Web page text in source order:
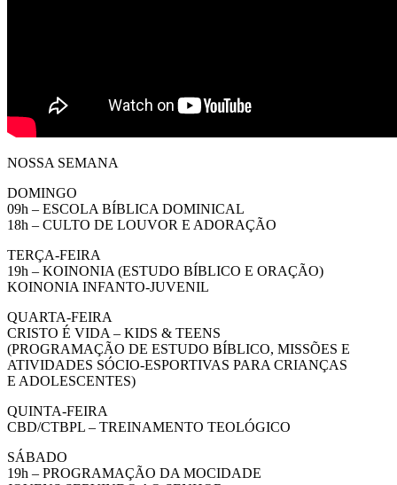
NOSSA SEMANA
DOMINGO
09h – ESCOLA BÍBLICA DOMINICAL
18h – CULTO DE LOUVOR E ADORAÇÃO
TERÇA-FEIRA
19h – KOINONIA (ESTUDO BÍBLICO E ORAÇÃO)
KOINONIA INFANTO-JUVENIL
QUARTA-FEIRA
CRISTO É VIDA – KIDS & TEENS
(PROGRAMAÇÃO DE ESTUDO BÍBLICO, MISSÕES E
ATIVIDADES SÓCIO-ESPORTIVAS PARA CRIANÇAS
E ADOLESCENTES)
QUINTA-FEIRA
CBD/CTBPL – TREINAMENTO TEOLÓGICO
SÁBADO
19h – PROGRAMAÇÃO DA MOCIDADE